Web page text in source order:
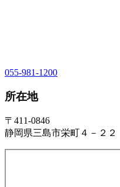
055-981-1200
所在地
〒411-0846
静岡県三島市栄町４－２２